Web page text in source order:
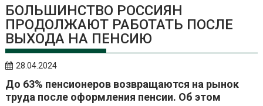
БОЛЬШИНСТВО РОССИЯН
ПРОДОЛЖАЮТ РАБОТАТЬ ПОСЛЕ
ВЫХОДА НА ПЕНСИЮ
28.04.2024
До 63% пенсионеров возвращаются на рынок
труда после оформления пенсии. Об этом